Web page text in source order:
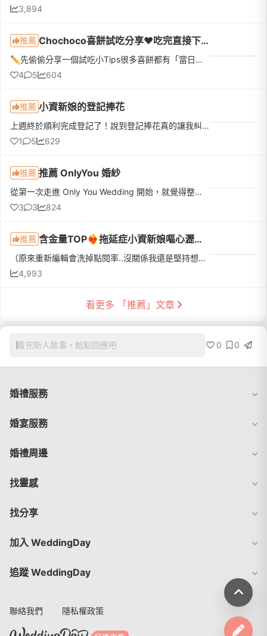
3,894
推薦 Chochoco喜餅試吃分享❤️吃完直接下訂❤️我的命定喜餅
✏️先偷偷分享一個試吃小Tips很多喜餅都有「當日下訂優惠」，如果本來就有好幾間想試，真的很建議全部排同一天，最期待的那間放最後！而且千萬不要剛吃飽就去～原本想說「不就吃幾塊餅乾嗎？」結果超飽😆因為還有不少...
4
5 604
推薦 小資新娘的登記捧花
上週終於順利完成登記了！說到登記捧花真的讓我糾結一陣子。一開始先生覺得去戶政事務所拍個照，找間花店買束鮮花就好。但我去問了幾間稍微有設計感的，報價都要兩三千塊。想到最近天氣這麼熱，鮮花拿在手上拍完大概...
1
5 629
推薦 推薦 OnlyYou 婚紗
從第一次走進 Only You Wedding 開始，就覺得整個團隊很親切。門市的毛姐和悅悅在諮詢時完全沒有給人任何推銷壓力，而是很有耐心地了解我們的需求、介紹方案，也會分享很多經驗。印象最深的是，當天聊完之後，她們還...
3
3 824
推薦 含金量TOP❤️‍🔥拖延症小資新娘嘔心瀝血綜合分享ヾ(●゜▽゜●)♡
（原來重新編輯會洗掉點閱率..沒關係我還是堅持想到什麼就來更新一下）2024.09.22畢業了(◍˃̶ᗜ˂̶◍)✩ #終於可以交作業了 我是婚前在工作崗位待到最後一刻＆婚後馬上回歸崗位的新娘，目前人在美國“微”度蜜月（其實是先...
4,993
看更多 「推薦」文章
看完新人故事，給點回應吧 0 0
婚禮服務
婚宴服務
婚禮周邊
找靈感
找分享
加入 WeddingDay
追蹤 WeddingDay
聯絡我們 隱私權政策